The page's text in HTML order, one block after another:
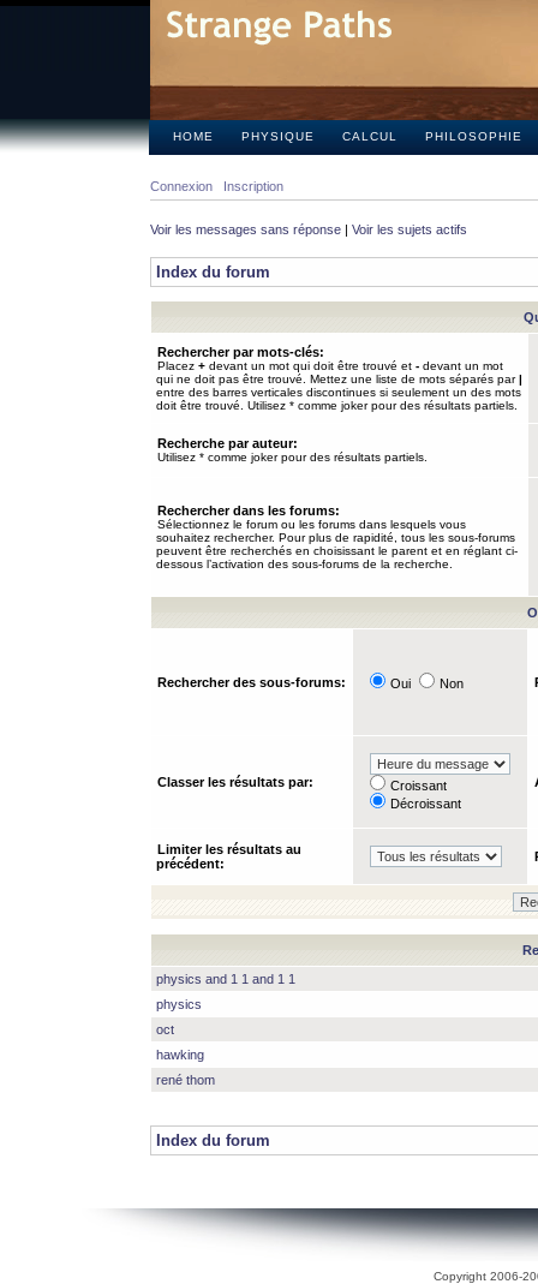
HOME PHYSIQUE CALCUL PHILOSOPHIE
Connexion Inscription
Voir les messages sans réponse | Voir les sujets actifs
Index du forum
Rechercher par mots-clés:
Placez + devant un mot qui doit être trouvé et - devant un mot
qui ne doit pas être trouvé. Mettez une liste de mots séparés par|
entre des barres verticales discontinues si seulement un des mots
doit être trouvé. Utilisez * comme joker pour des résultats partiels.
Recherche par auteur:
Utilisez * comme joker pour des résultats partiels.
Rechercher dans les forums:
Sélectionnez le forum ou les forums dans lesquels vous
souhaitez rechercher. Pour plus de rapidité, tous les sous-forums
peuvent être recherchés en choisissant le parent et en réglant ci-
dessous l’activation des sous-forums de la recherche.
Rechercher des sous-forums: Oui Non
Classer les résultats par:
Croissant
Décroissant
Limiter les résultats au
précédent:
physics and 1 1 and 1 1
physics
oct
hawking
rené thom
Index du forum
Copyright 2006-